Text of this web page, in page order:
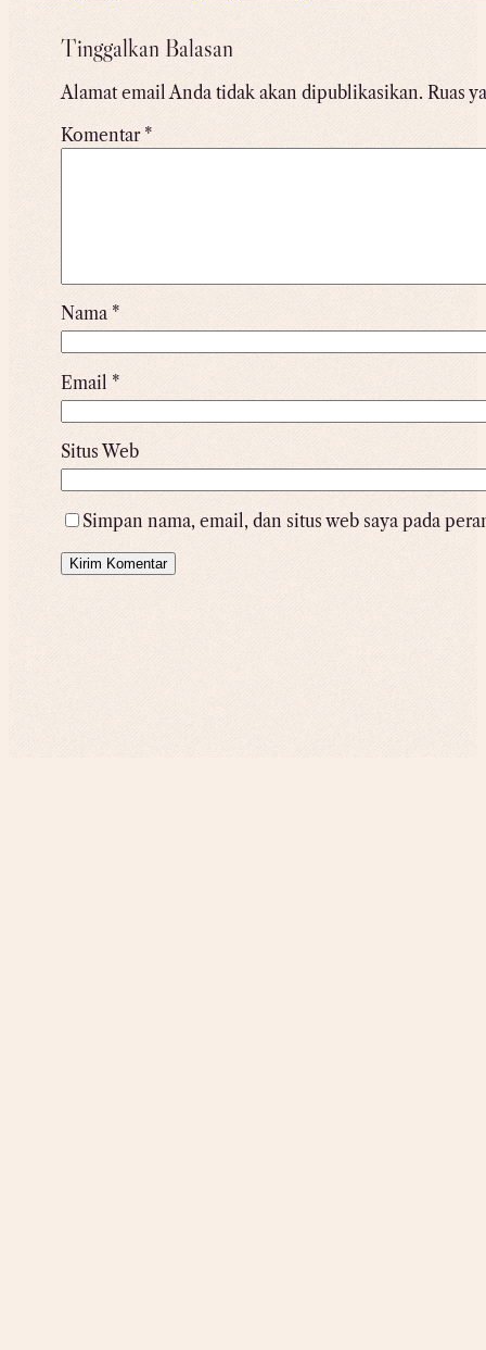
Tinggalkan Balasan
Alamat email Anda tidak akan dipublikasikan. Ruas
Komentar *
Nama *
Email *
Situs Web
Simpan nama, email, dan situs web saya pada